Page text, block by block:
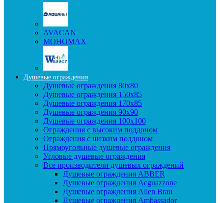
AVACAN
МОНОМАХ
Душевые ограждения
Душевые ограждения 80x80
Душевые ограждения 150x85
Душевые ограждения 170x85
Душевые ограждения 90x90
Душевые ограждения 100x100
Ограждения с высоким поддоном
Ограждения с низким поддоном
Прямоугольные душевые ограждения
Угловые душевые ограждения
Все производители душевых ограждений
Душевые ограждения ABBER
Душевые ограждения Acguazzone
Душевые ограждения Allen Brau
Душевые ограждения Ambassador